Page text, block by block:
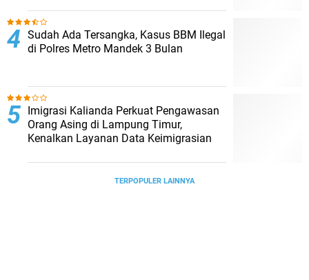
Sudah Ada Tersangka, Kasus BBM Ilegal
di Polres Metro Mandek 3 Bulan
Imigrasi Kalianda Perkuat Pengawasan
Orang Asing di Lampung Timur,
Kenalkan Layanan Data Keimigrasian
TERPOPULER LAINNYA